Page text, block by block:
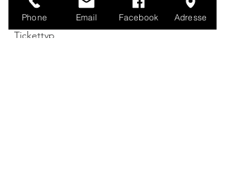
Verkauf beendet
Tickettyp
Phone Email Facebook Adresse